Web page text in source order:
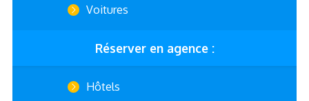
Voitures
Réserver en agence :
Hôtels